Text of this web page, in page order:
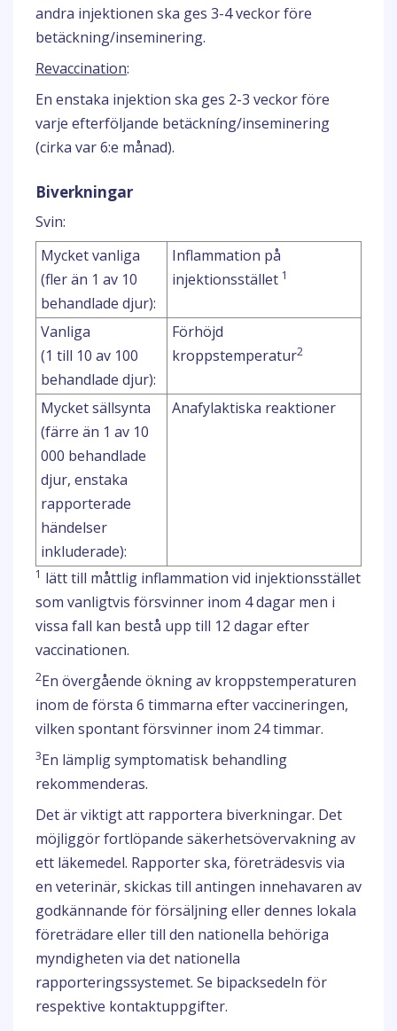
andra injektionen ska ges 3-4 veckor före
betäckning/inseminering.
Revaccination:
En enstaka injektion ska ges 2-3 veckor före
varje efterföljande betäckníng/inseminering
(cirka var 6:e månad).
Biverkningar
Svin:
Mycket vanliga
(fler än 1 av 10
behandlade djur):
Inflammation på
injektionsstället 1
Vanliga
(1 till 10 av 100
behandlade djur):
Förhöjd
kroppstemperatur2
Mycket sällsynta
(färre än 1 av 10
000 behandlade
djur, enstaka
rapporterade
händelser
inkluderade):
Anafylaktiska reaktioner
1 lätt till måttlig inflammation vid injektionsstället
som vanligtvis försvinner inom 4 dagar men i
vissa fall kan bestå upp till 12 dagar efter
vaccinationen.
2En övergående ökning av kroppstemperaturen
inom de första 6 timmarna efter vaccineringen,
vilken spontant försvinner inom 24 timmar.
3En lämplig symptomatisk behandling
rekommenderas.
Det är viktigt att rapportera biverkningar. Det
möjliggör fortlöpande säkerhetsövervakning av
ett läkemedel. Rapporter ska, företrädesvis via
en veterinär, skickas till antingen innehavaren av
godkännande för försäljning eller dennes lokala
företrädare eller till den nationella behöriga
myndigheten via det nationella
rapporteringssystemet. Se bipacksedeln för
respektive kontaktuppgifter.